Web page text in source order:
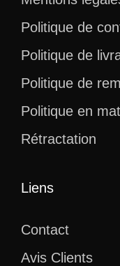
Politique de
Politique de
Politique de
Politique en
Rétractation
Liens
Contact
Avis Clients